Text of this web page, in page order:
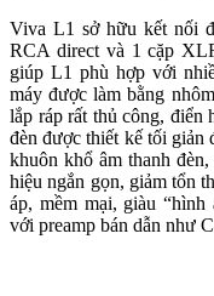
Viva L1 sở hữu kết nối
RCA direct và 1 cặp
giúp L1 phù hợp với
máy được làm bằng
lắp ráp rất thủ công, điển
đèn được thiết kế tối giản
khuôn khổ âm thanh
hiệu ngắn gọn, giảm tổn
áp, mềm mại, giàu “hình
với preamp bán dẫn như